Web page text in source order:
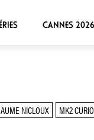
CANNES 2026
NICLOUX MK2